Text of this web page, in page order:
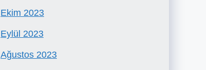
Ekim 2023
Eylül 2023
Ağustos 2023